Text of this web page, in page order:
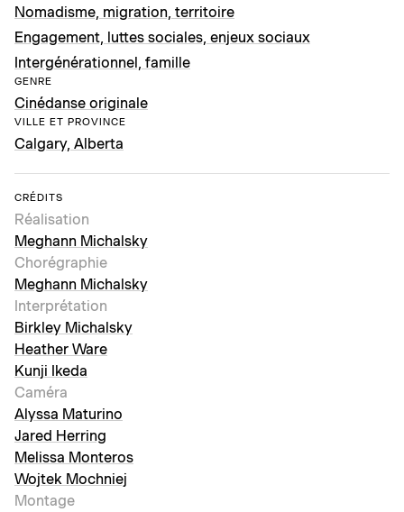
Nomadisme, migration, territoire
Engagement, luttes sociales, enjeux sociaux
Intergénérationnel, famille
GENRE
Cinédanse originale
VILLE ET PROVINCE
Calgary, Alberta
CRÉDITS
Réalisation
Meghann Michalsky
Chorégraphie
Meghann Michalsky
Interprétation
Birkley Michalsky
Heather Ware
Kunji Ikeda
Caméra
Alyssa Maturino
Jared Herring
Melissa Monteros
Wojtek Mochniej
Montage